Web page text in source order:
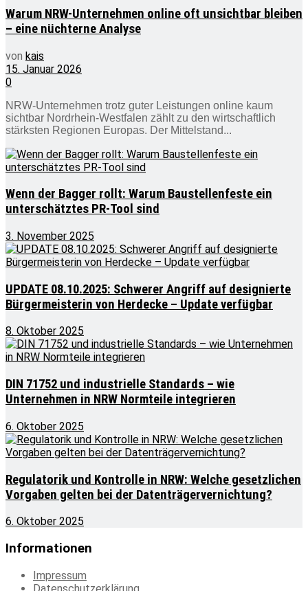
Warum NRW-Unternehmen online oft unsichtbar bleiben
– eine nüchterne Analyse
von kais
15. Januar 2026
0
NRW-Unternehmen trotz guter Leistungen online kaum
sichtbar Nordrhein-Westfalen zählt zu den wirtschaftlich
stärksten Regionen Europas. Der Mittelstand...
Wenn der Bagger rollt: Warum Baustellenfeste ein
unterschätztes PR-Tool sind
3. November 2025
UPDATE 08.10.2025: Schwerer Angriff auf designierte
Bürgermeisterin von Herdecke – Update verfügbar
8. Oktober 2025
DIN 71752 und industrielle Standards – wie
Unternehmen in NRW Normteile integrieren
6. Oktober 2025
Regulatorik und Kontrolle in NRW: Welche gesetzlichen
Vorgaben gelten bei der Datenträgervernichtung?
6. Oktober 2025
Informationen
Impressum